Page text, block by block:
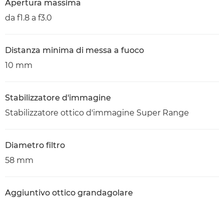
Apertura massima
da f1.8 a f3.0
Distanza minima di messa a fuoco
10 mm
Stabilizzatore d'immagine
Stabilizzatore ottico d'immagine Super Range
Diametro filtro
58 mm
Aggiuntivo ottico grandagolare